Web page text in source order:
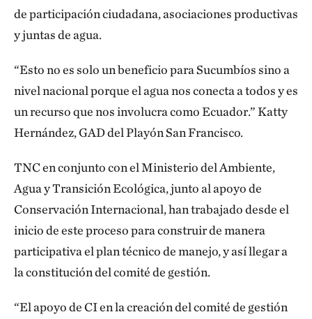
de participación ciudadana, asociaciones productivas
y juntas de agua.
“Esto no es solo un beneficio para Sucumbíos sino a
nivel nacional porque el agua nos conecta a todos y es
un recurso que nos involucra como Ecuador.” Katty
Hernández, GAD del Playón San Francisco.
TNC en conjunto con el Ministerio del Ambiente,
Agua y Transición Ecológica, junto al apoyo de
Conservación Internacional, han trabajado desde el
inicio de este proceso para construir de manera
participativa el plan técnico de manejo, y así llegar a
la constitución del comité de gestión.
“El apoyo de CI en la creación del comité de gestión